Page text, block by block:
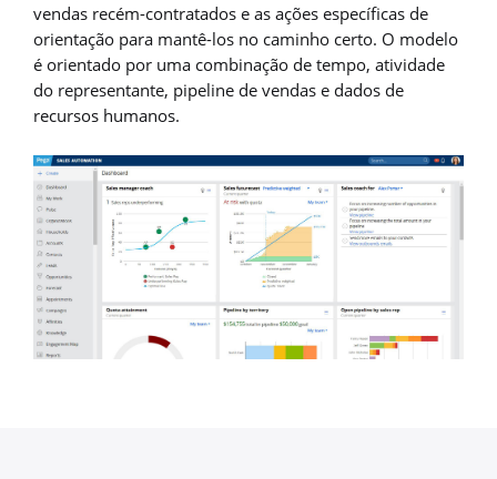
vendas recém-contratados e as ações específicas de
orientação para mantê-los no caminho certo. O modelo
é orientado por uma combinação de tempo, atividade
do representante, pipeline de vendas e dados de
recursos humanos.